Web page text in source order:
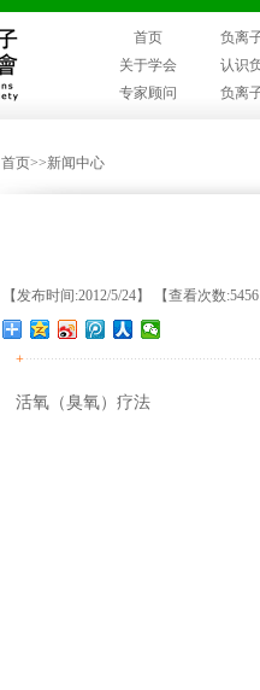
首页
负离
关于学会
认识
专家顾问
负离
首页>>新闻中心
【发布时间:2012/5/24】 【查看次数
+
活氧（臭氧）疗法